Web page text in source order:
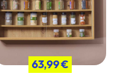
63,99 €